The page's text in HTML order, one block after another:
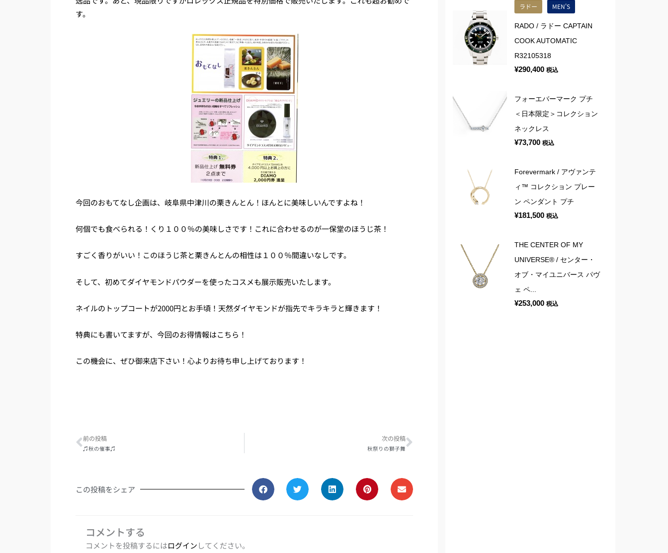
す。
今回のおもてなし企画は、岐阜県中津川の栗きんとん！ほんとに美味しいんですよね！
何個でも食べられる！くり１００％の美味しさです！これに合わせるのが一保堂のほうじ茶！
すごく香りがいい！このほうじ茶と栗きんとんの相性は１００％間違いなしです。
そして、初めてダイヤモンドパウダーを使ったコスメも展示販売いたします。
ネイルのトップコートが2000円とお手頃！天然ダイヤモンドが指先でキラキラと輝きます！
特典にも書いてますが、今回のお得情報はこちら！
この機会に、ぜひ御来店下さい！心よりお待ち申し上げております！
前の投稿
♫秋の催事♫
次の投稿
秋祭りの獅子舞
この投稿をシェア
コメントする
コメントを投稿するにはログインしてください。
ラドー MEN'S
RADO / ラドー CAPTAIN
COOK AUTOMATIC
R32105318
¥290,400 税込
フォーエバーマーク プチ
＜日本限定＞コレクション
ネックレス
¥73,700 税込
Forevermark / アヴァンテ
ィ™ コレクション プレー
ン ペンダント プチ
¥181,500 税込
THE CENTER OF MY
UNIVERSE® / センター・
オブ・マイユニバース パヴ
ェ ペ...
¥253,000 税込